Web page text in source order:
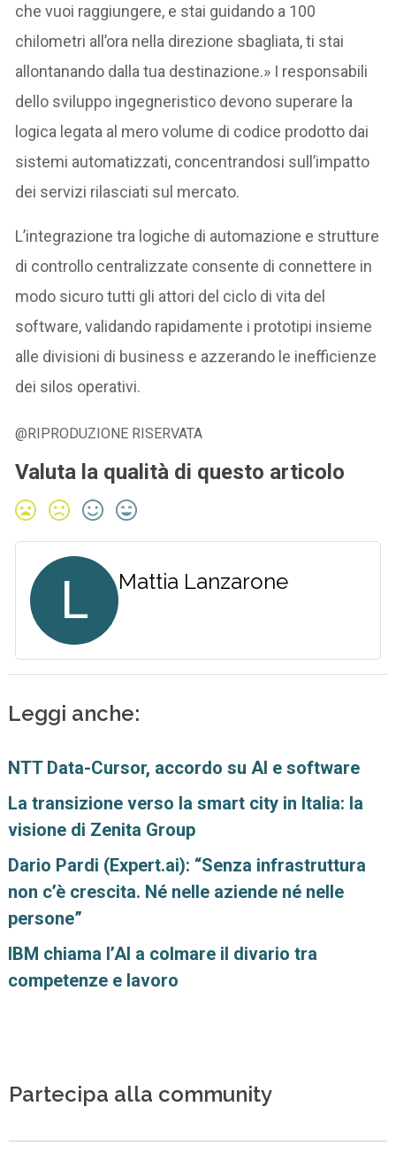
che vuoi raggiungere, e stai guidando a 100
chilometri all’ora nella direzione sbagliata, ti stai
allontanando dalla tua destinazione.» I responsabili
dello sviluppo ingegneristico devono superare la
logica legata al mero volume di codice prodotto dai
sistemi automatizzati, concentrandosi sull’impatto
dei servizi rilasciati sul mercato.
L’integrazione tra logiche di automazione e strutture
di controllo centralizzate consente di connettere in
modo sicuro tutti gli attori del ciclo di vita del
software, validando rapidamente i prototipi insieme
alle divisioni di business e azzerando le inefficienze
dei silos operativi.
@RIPRODUZIONE RISERVATA
Valuta la qualità di questo articolo
L Mattia Lanzarone
Leggi anche:
NTT Data-Cursor, accordo su AI e software
La transizione verso la smart city in Italia: la
visione di Zenita Group
Dario Pardi (Expert.ai): “Senza infrastruttura
non c’è crescita. Né nelle aziende né nelle
persone”
IBM chiama l’AI a colmare il divario tra
competenze e lavoro
Partecipa alla community